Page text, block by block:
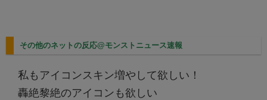
その他のネットの反応@モンストニュース速報
私もアイコンスキン増やして欲しい！
轟絶黎絶のアイコンも欲しい